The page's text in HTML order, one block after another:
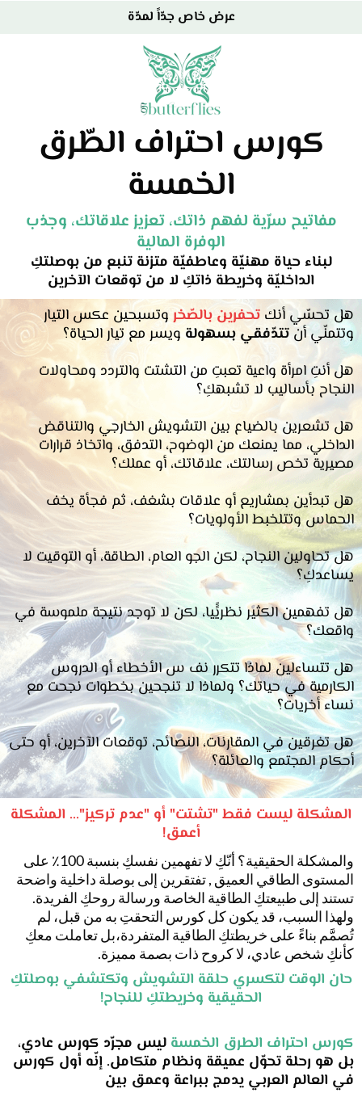
عرض خاص جدّاً لمدّة
كورس احتراف الطّرق
الخمسة
مفاتيح سرّية لفهم ذاتك، تعزيز علاقاتك، وجذب
الوفرة المالية
لبناء حياة مهنيّة وعاطفيّة متزنة تنبع من بوصلتكِ
الداخليّة وخريطة ذاتكِ لا من توقعات الآخرين
هل تحسّي أنك تحفرين بالصّخروتسبحين عكس التيار
وتتمنّي أنتتدّفقي بسهولة ويسر مع تيار الحياة؟
هل أنتِ امرأة واعية تعبتِ من التشتت والتردد ومحاولات
النجاح بأساليب لا تشبهكِ؟
هل تشعرين بالضياع بين التشويش الخارجي والتناقض
الداخلي، مما يمنعك من الوضوح، التدفق، واتخاذ قرارات
مصيرية تخص رسالتك، علاقاتك، أو عملك؟
هل تبدأين بمشاريع أو علاقات بشغف، ثم فجأة يخف
الحماس وتتلخبط الأولويات؟
هل تحاولين النجاح، لكن الجو العام، الطاقة، أو التوقيت لا
يساعدكِ؟
هل تفهمين الكثير نظريًًيا، لكن لا توجد نتيجة ملموسة في
واقعك؟
هل تتساءلين لماذا تتكرر نف س الأخطاء أو الدروس
الكارمية في حياتك؟ ولماذا لا تنجحين بخطوات نجحت مع
نساء أخريات؟
هل تغرقين في المقارنات، النصائح، توقعات الآخرين، أو حتى
أحكام المجتمع والعائلة؟
المشكلة ليست فقط "تشتت" أو "عدم تركيز"... المشكلة
أعمق!
والمشكلة الحقيقية؟ أنّكِ لا تفهمين نفسكِ بنسبة 100٪ على
المستوى الطاقي العميق , تفتقرين إلى بوصلة داخلية واضحة
تستند إلى طبيعتكِ الطاقية الخاصة ورسالة روحكِ الفريدة.
ولهذا السبب، قد يكون كل كورس التحقتِ به من قبل، لم
تُصمَّم بناءً على خريطتكِ الطاقية المتفردة،بل تعاملت معكِ
كأنكِ شخص عادي، لا كروح ذات بصمة مميزة.
حان الوقت لتكسري حلقة التشويش وتكتشفي بوصلتكِ
الحقيقية وخريطتكِ للنجاح!
كورس احتراف الطرق الخمسة ليس مجرّد كورس عادي،
بل هو رحلة تحوّل عميقة ونظام متكامل. إنّه أول كورس
في العالم العربي يدمج ببراعة وعمق بين